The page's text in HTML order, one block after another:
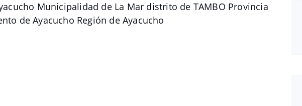
Municipalidad de La Mar distrito de TAMBO Provincia
de Ayacucho Región de Ayacucho